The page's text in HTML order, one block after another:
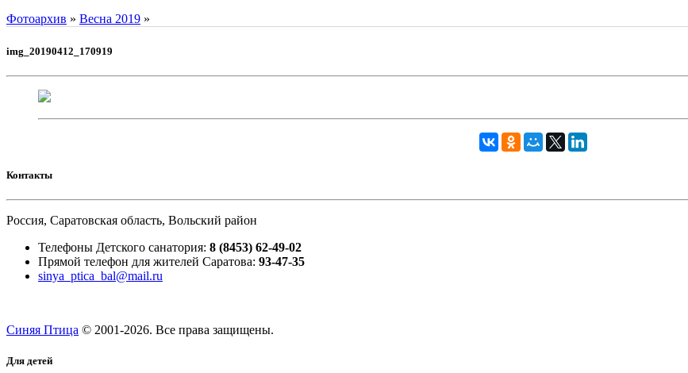
Фотоархив » Весна 2019 »
img_20190412_170919
Контакты
Россия, Саратовская область, Вольский район
Телефоны Детского санатория: 8 (8453) 62-49-02
Прямой телефон для жителей Саратова: 93-47-35
sinya_ptica_bal@mail.ru
Синяя Птица © 2001-2026. Все права защищены.
Для детей